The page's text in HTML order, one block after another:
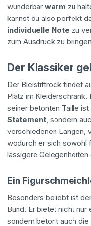
wunderbar warm zu
kannst du also perfekt
individuelle Note zu
zum Ausdruck zu
Der Klassiker
Der Bleistiftrock findet
Platz im Kleiderschrank.
seiner betonten Taille ist
Statement, sondern
verschiedenen Längen,
wodurch er sich sowohl
lässigere Gelegenheiten
Ein
Besonders beliebt ist
Bund. Er bietet nicht nur
sondern betont auch die